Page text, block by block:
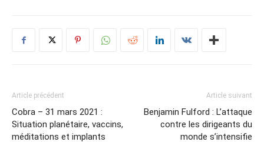
Article précédent
Cobra – 31 mars 2021 :
Situation planétaire, vaccins,
méditations et implants
Article suivant
Benjamin Fulford : L’attaque
contre les dirigeants du
monde s’intensifie